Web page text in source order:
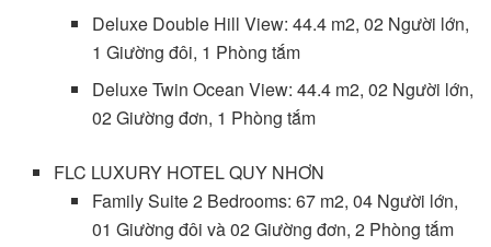
Deluxe Double Hill View: 44.4 m2, 02 Người lớn,
1 Giường đôi, 1 Phòng tắm
Deluxe Twin Ocean View: 44.4 m2, 02 Người lớn,
02 Giường đơn, 1 Phòng tắm
FLC LUXURY HOTEL QUY NHƠN
Family Suite 2 Bedrooms: 67 m2, 04 Người lớn,
01 Giường đôi và 02 Giường đơn, 2 Phòng tắm